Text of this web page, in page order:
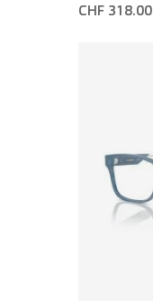
CHF 318.00